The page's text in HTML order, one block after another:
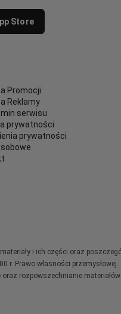
Store
Promocji
Reklamy
serwisu
prywatności
prywatności
i ich części oraz
r. Prawo własności
rozpowszechnianie